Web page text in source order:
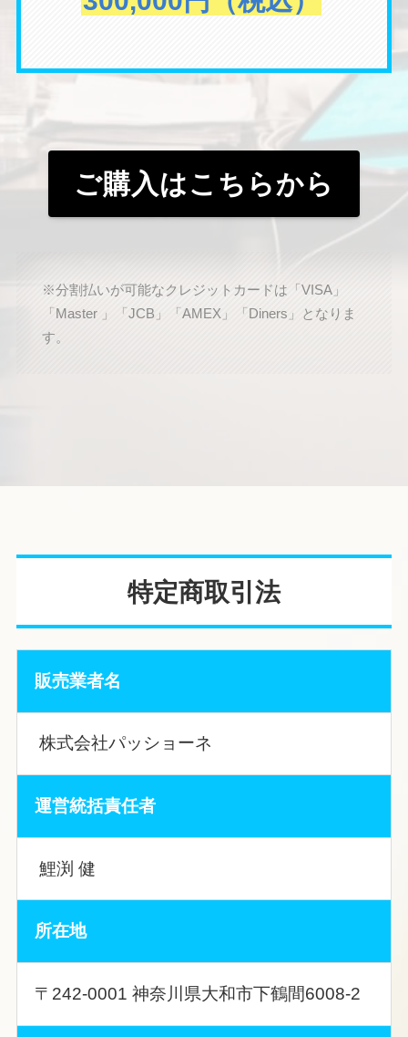
ご購入はこちらから
※分割払いが可能なクレジットカードは「VISA」
「Master 」「JCB」「AMEX」「Diners」となりま
す。
特定商取引法
販売業者名
株式会社パッショーネ
運営統括責任者
鯉渕 健
所在地
〒242-0001 神奈川県大和市下鶴間6008-2